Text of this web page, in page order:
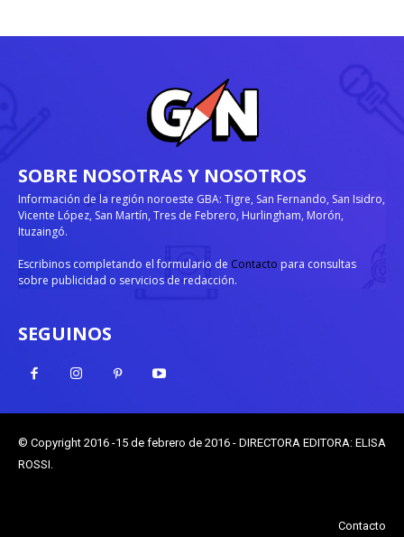
SOBRE NOSOTRAS Y NOSOTROS
Información de la región noroeste GBA: Tigre, San Fernando, San Isidro,
Vicente López, San Martín, Tres de Febrero, Hurlingham, Morón,
Ituzaingó.
Escribinos completando el formulario de Contacto para consultas
sobre publicidad o servicios de redacción.
SEGUINOS
© Copyright 2016 -15 de febrero de 2016 - DIRECTORA EDITORA: ELISA
ROSSI.
Contacto